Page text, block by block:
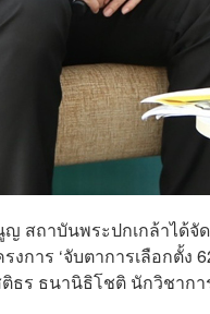
สถาบันพระปกเกล้าได้จั
การ ‘จับตาการเลือกตั้ง
ธร ธนานิธิโชติ นักวิชาก